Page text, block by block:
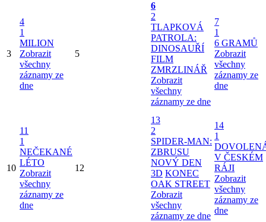
3
4
1
MILION
Zobrazit
všechny
záznamy ze
dne
5
6
2
TLAPKOVÁ
PATROLA:
DINOSAUŘÍ
FILM
ZMRZLINÁŘ
Zobrazit
všechny
záznamy ze dne
7
1
6 GRAMŮ
Zobrazit
všechny
záznamy ze
dne
10
11
1
NEČEKANÉ
LÉTO
Zobrazit
všechny
záznamy ze
dne
12
13
2
SPIDER-MAN:
ZBRUSU
NOVÝ DEN
3D KONEC
OAK STREET
Zobrazit
všechny
záznamy ze dne
14
1
V ČESKÉM
RÁJI
Zobrazit
všechny
záznamy ze
dne